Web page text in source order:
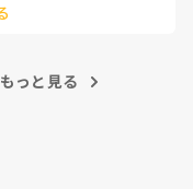
！
っと見る